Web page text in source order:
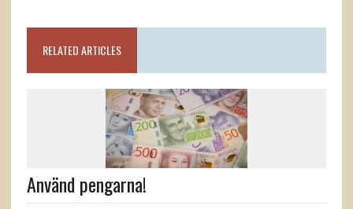
RELATED ARTICLES
Använd pengarna!